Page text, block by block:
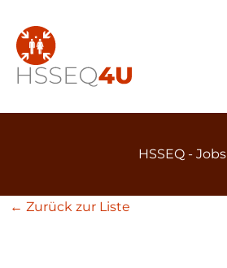
Inhalt
springen
HSSEQ - Jobs
← Zurück zur Liste